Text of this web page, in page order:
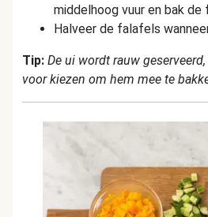
middelhoog vuur en bak
Halveer de falafels
Tip: De ui wordt rauw
voor kiezen om hem mee te